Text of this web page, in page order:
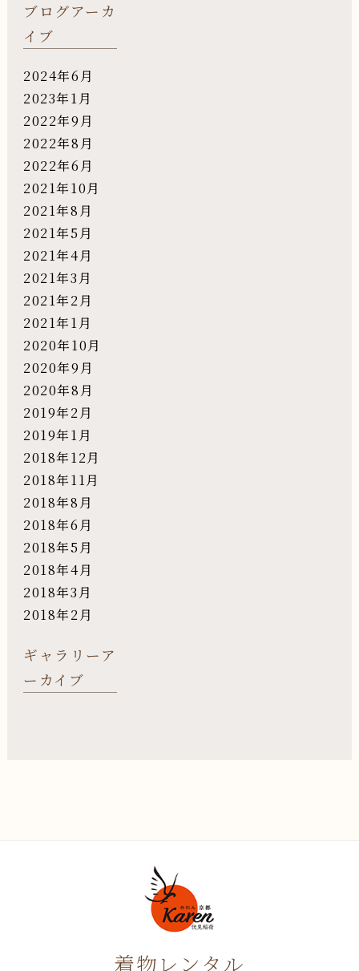
ブログアーカ
イブ
2024年6月
2023年1月
2022年9月
2022年8月
2022年6月
2021年10月
2021年8月
2021年5月
2021年4月
2021年3月
2021年2月
2021年1月
2020年10月
2020年9月
2020年8月
2019年2月
2019年1月
2018年12月
2018年11月
2018年8月
2018年6月
2018年5月
2018年4月
2018年3月
2018年2月
ギャラリーア
ーカイブ
着物レンタル